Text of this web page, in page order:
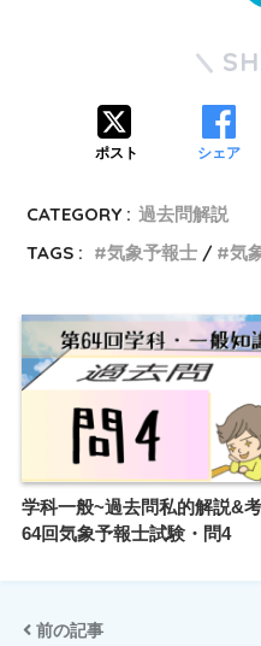
ポスト シェア
CATEGORY : 過去問解説
TAGS :
気象予報士 気
学科一般~過去問私的解説&
64回気象予報士試験・問4
前の記事